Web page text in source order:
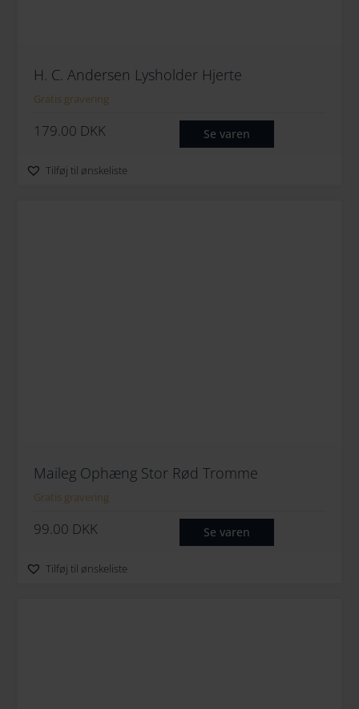
H. C. Andersen Lysholder Hjerte
Gratis gravering
179.00 DKK Se varen
Tilføj til ønskeliste
Maileg Ophæng Stor Rød Tromme
Gratis gravering
99.00 DKK Se varen
Tilføj til ønskeliste